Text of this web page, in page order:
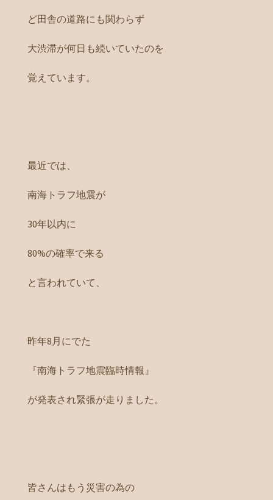
ど田舎の道路にも関わらず
大渋滞が何日も続いていたのを
覚えています。
最近では、
南海トラフ地震が
30年以内に
80%の確率で来る
と言われていて、
昨年8月にでた
『南海トラフ地震臨時情報』
が発表され緊張が走りました。
皆さんはもう災害の為の